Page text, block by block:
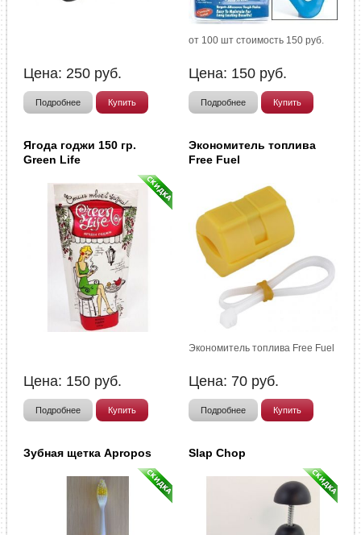
Цена: 250 руб.
Подробнее Купить
от 100 шт стоимость 150 руб.
Цена: 150 руб.
Подробнее Купить
Ягода годжи 150 гр.
Green Life
Цена: 150 руб.
Подробнее Купить
Экономитель топлива
Free Fuel
Экономитель топлива Free Fuel
Цена: 70 руб.
Подробнее Купить
Зубная щетка Apropos Slap Chop